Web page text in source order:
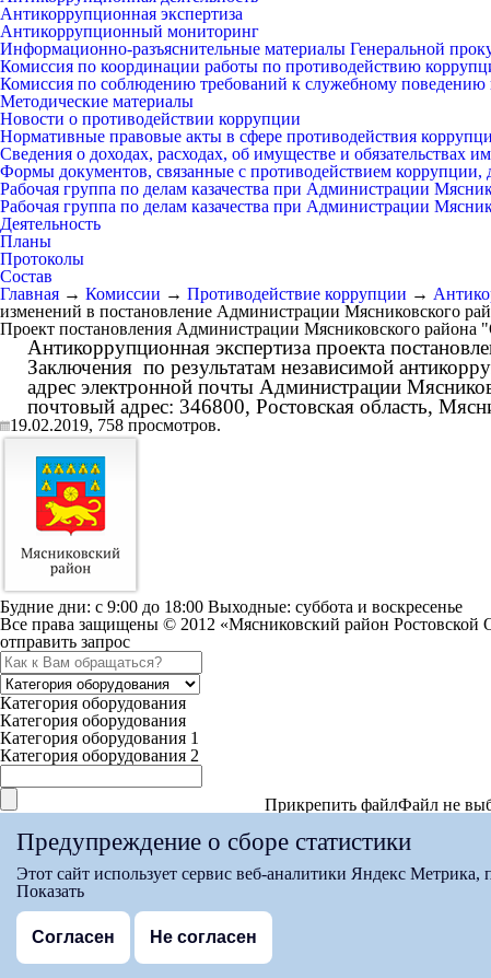
Антикоррупционная экспертиза
Антикоррупционный мониторинг
Информационно-разъяснительные материалы Генеральной
Комиссия по координации работы по противодействию
Комиссия по соблюдению требований к служебному поведению
Методические материалы
Новости о противодействии коррупции
Нормативные правовые акты в сфере противодействия
Сведения о доходах, расходах, об имуществе и обязательствах
Формы документов, связанные с противодействием коррупции,
Рабочая группа по делам казачества при Администрации
Рабочая группа по делам казачества при Администрации
Деятельность
Планы
Протоколы
Состав
Главная → Комиссии → Противодействие коррупции →
изменений в постановление Администрации Мясниковского
Проект постановления Администрации Мясниковского
Антикоррупционная экспертиза проекта
Заключения по результатам независимой
адрес электронной почты Администрации
почтовый адрес: 346800, Ростовская область,
19.02.2019, 758 просмотров.
Будние дни: c 9:00 до 18:00 Выходные: суббота и воскресенье
Все права защищены © 2012 «Мясниковский район Ростовской
отправить запрос
Категория оборудования
Категория оборудования
Категория оборудования 1
Категория оборудования 2
Прикрепить файлФайл не
Согласен с условиямиПолитики конфиденциальности
спасибо за заявку
Мы свяжемся с вами в ближайшее время
на страницу
Предупреждение о сборе статистики
Этот сайт использует сервис веб-аналитики Яндекс
Показать
Согласен Не согласен